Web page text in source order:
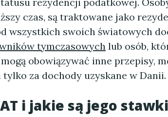
czas, są traktowane jako
wszystkich swoich światowych
tymczasowychlub osób,
obowiązywać inne przepisy,
za dochody uzyskane w Danii.
i jakie są jego